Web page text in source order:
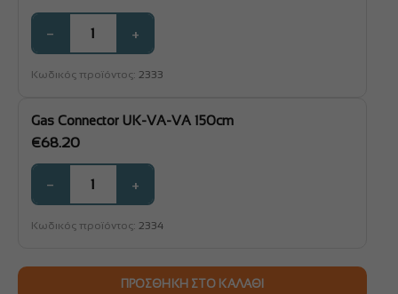
− +
Κωδικός προϊόντος: 2333
Gas Connector UK-VA-VA 150cm
€68.20
− +
Κωδικός προϊόντος: 2334
ΠΡΟΣΘΉΚΗ ΣΤΟ ΚΑΛΆΘΙ